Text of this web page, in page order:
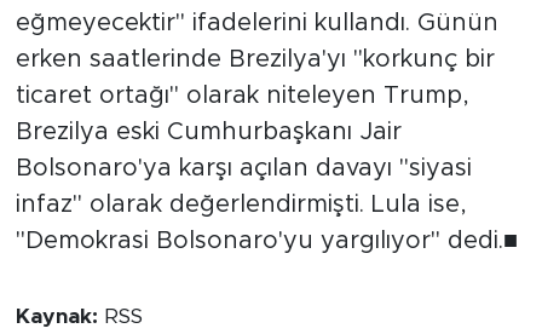
eğmeyecektir" ifadelerini kullandı. Günün
erken saatlerinde Brezilya'yı "korkunç bir
ticaret ortağı" olarak niteleyen Trump,
Brezilya eski Cumhurbaşkanı Jair
Bolsonaro'ya karşı açılan davayı "siyasi
infaz" olarak değerlendirmişti. Lula ise,
"Demokrasi Bolsonaro'yu yargılıyor" dedi.■
Kaynak: RSS